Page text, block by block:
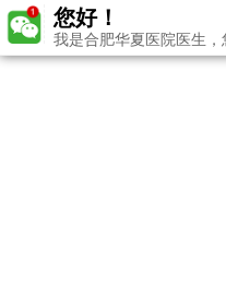
您好！
我是合肥华夏医院医生，